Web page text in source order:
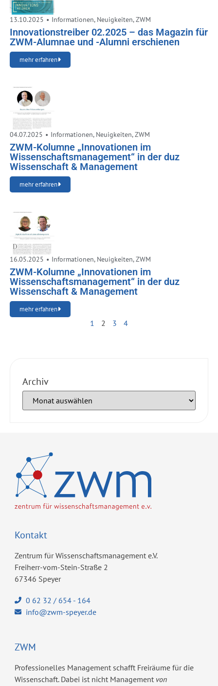
13.10.2025 • Informationen, Neuigkeiten,ZWM
Innovationstreiber 02.2025 – das Magazin für
ZWM-Alumnae und -Alumni erschienen
mehr erfahren
04.07.2025 • Informationen, Neuigkeiten,ZWM
ZWM-Kolumne „Innovationen im
Wissenschaftsmanagement“ in der duz
Wissenschaft & Management
mehr erfahren
16.05.2025 • Informationen, Neuigkeiten,ZWM
ZWM-Kolumne „Innovationen im
Wissenschaftsmanagement“ in der duz
Wissenschaft & Management
mehr erfahren
1 2 3 4
Archiv
Kontakt
Zentrum für Wissenschaftsmanagement e.V.
Freiherr-vom-Stein-Straße 2
67346 Speyer
0 62 32 / 654 - 164
info@zwm-speyer.de
ZWM
Professionelles Management schafft Freiräume für die
Wissenschaft. Dabei ist nicht Management von